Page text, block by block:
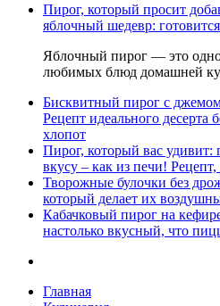
Пирог, который просит
яблочный шедевр:
Яблочный пирог — это
любимых блюд домашней
Бисквитный пирог с
Рецепт идеального десерта
хлопот
Пирог, который вас удивит:
вкусу – как из печи!
Творожные булочки без
который делает их
Кабачковый пирог на
настолько вкусный, что
Главная